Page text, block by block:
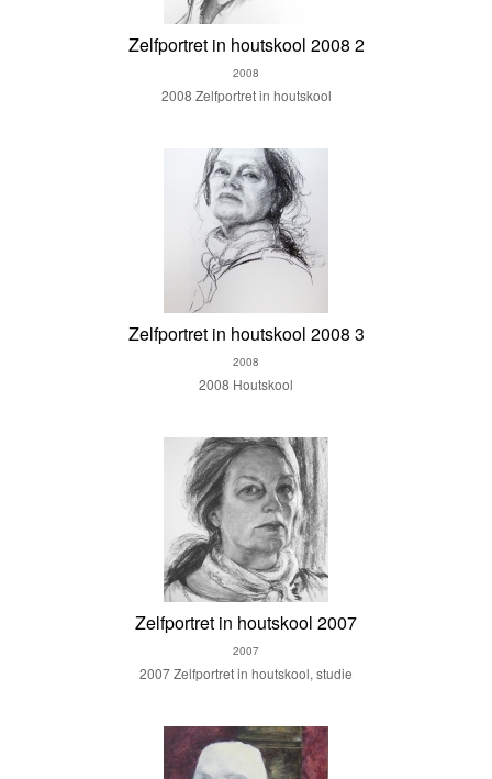
Zelfportret in houtskool 2008 2
2008
2008 Zelfportret in houtskool
Zelfportret in houtskool 2008 3
2008
2008 Houtskool
Zelfportret in houtskool 2007
2007
2007 Zelfportret in houtskool, studie